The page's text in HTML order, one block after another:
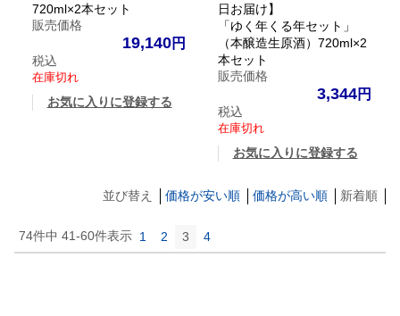
720ml×2本セット
販売価格
19,140
税込
在庫切れ
お気に入りに登録する
日お届け】
「ゆく年くる年セット」
（本醸造生原酒）720ml×2
本セット
販売価格
3,344
税込
在庫切れ
お気に入りに登録する
並び替え 価格が安い順 価格が高い順 新着順
74件中 41-60件表示 1 2 3 4